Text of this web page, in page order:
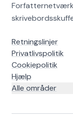
Retningslinjer
Privatlivspolitik
Cookiepolitik
Hjælp
Alle områder